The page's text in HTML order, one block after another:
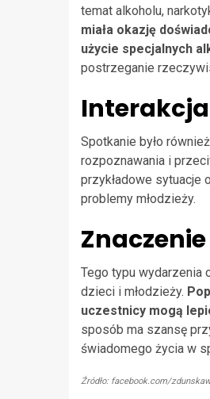
temat alkoholu,
miała okazję
użycie specjalnych
postrzeganie
Spotkanie było
rozpoznawania i
przykładowe sytuacje
problemy młodzieży.
Tego typu wydarzenia
dzieci i młodzieży.
uczestnicy mogą
sposób ma szansę
świadomego życia w
Źródło: facebook.com/